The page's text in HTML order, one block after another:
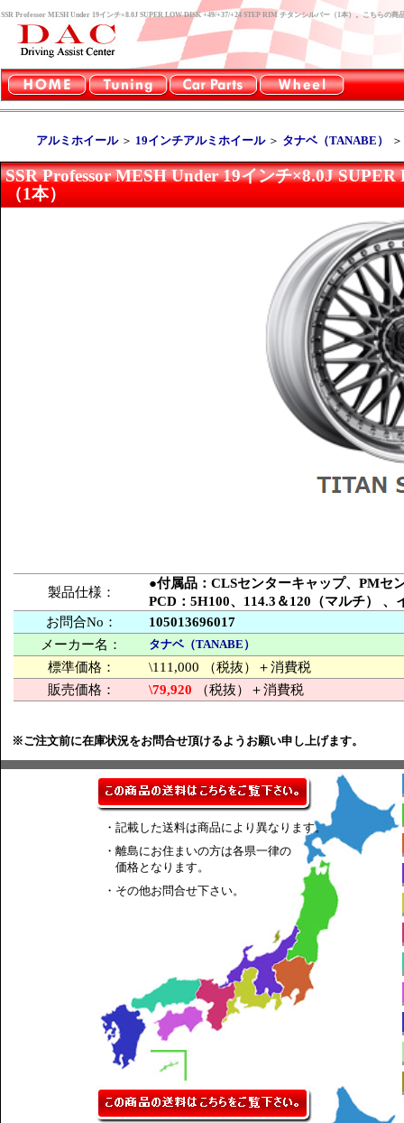
SSR Professor MESH Under 19インチ×8.0J SUPER LOW DISK +49/+37/+24 STEP RIM チタンシルバー（1本）。こちらの
アルミホイール＞ 19インチアルミホイール＞ タナベ（TANABE）
SSR Professor MESH Under 19インチ×8.0J
（1本）
製品仕様：
●付属品：CLSセンターキャップ、PM
PCD：5H100、114.3＆120（マルチ） 、
お問合No：
105013696017
メーカー名：
タナベ（TANABE）
標準価格：
\111,000 （税抜）＋消費税
販売価格：
\79,920 （税抜）＋消費税
※ご注文前に在庫状況をお問合せ頂けるようお願い申し上げます。
・記載した送料は商品により異なります。
・離島にお住まいの方は各県一律の
価格となります。
・その他お問合せ下さい。